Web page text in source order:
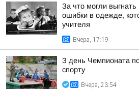
За что могли
ошибки в одежде,
учителя
Вчера, 17:19
З день Чемпионата
спорту
Вчера, 23:54